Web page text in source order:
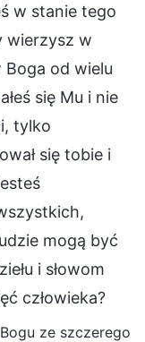
w stanie tego
wierzysz w
od wielu
się Mu i nie
tylko
się tobie i
mogą być
i słowom
człowieka?
ze szczerego